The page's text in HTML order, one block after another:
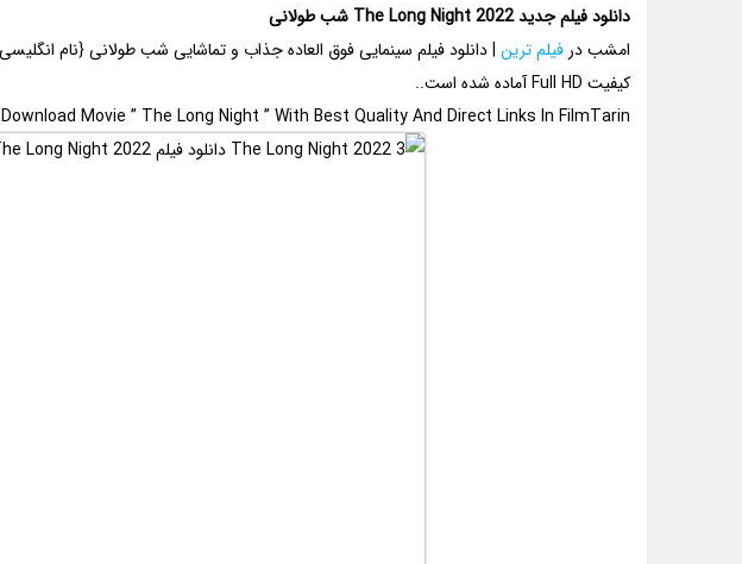
دانلود فیلم جدید The Long Night 2022 شب طولانی
امشب درفیلم ترین
کیفیت Full HD آماده شده است..
Download Movie ” The Long Night ” With Best Quality And Direct Links In FilmTarin